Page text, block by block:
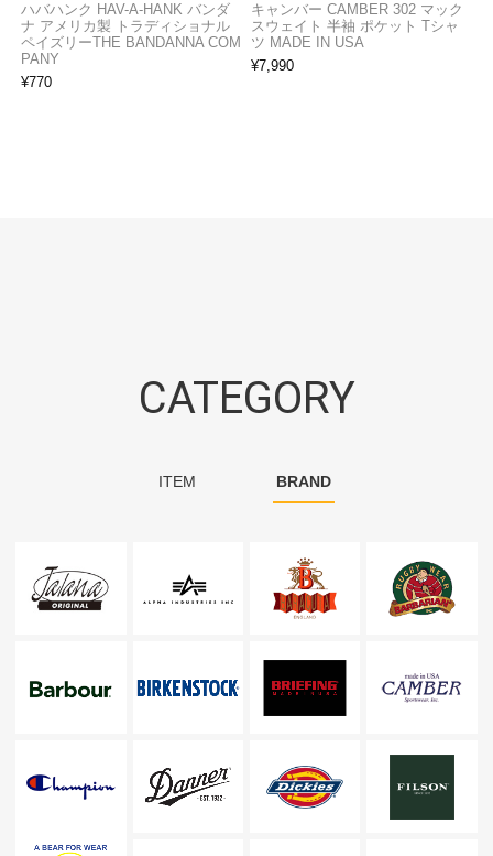
ハバハンク HAV-A-HANK バンダ
ナ アメリカ製 トラディショナル
ペイズリーTHE BANDANNA COM
PANY
¥770
キャンバー CAMBER 302 マック
スウェイト 半袖 ポケット Tシャ
ツ MADE IN USA
¥7,990
CATEGORY
ITEM BRAND